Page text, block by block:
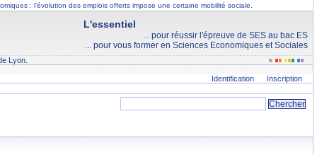
: l'évolution des emplois offerts impose une certaine mobilité sociale.
L'essentiel
... pour réussir l'épreuve de SES au bac ES
... pour vous former en Sciences Economiques et Sociales
Lyon.
Identification Inscription